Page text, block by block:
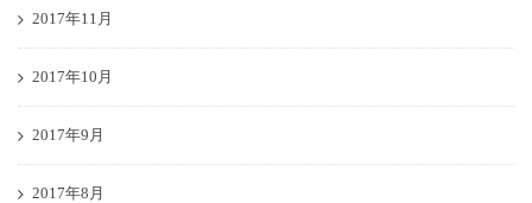
2017年11月
2017年10月
2017年9月
2017年8月